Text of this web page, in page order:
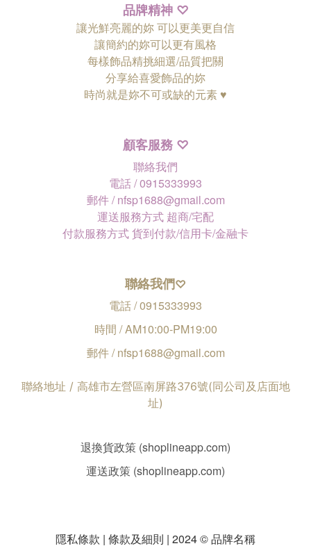
品牌精神 ♡
讓光鮮亮麗的妳 可以更美更自信
讓簡約的妳可以更有風格
每樣飾品精挑細選/品質把關
分享給喜愛飾品的妳
時尚就是妳不可或缺的元素 ♥
顧客服務 ♡
聯絡我們
電話 / 0915333993
郵件 / nfsp1688@gmail.com
運送服務方式 超商/宅配
付款服務方式 貨到付款/信用卡/金融卡
聯絡我們♡
電話 / 0915333993
時間 / AM10:00-PM19:00
郵件 / nfsp1688@gmail.com
聯絡地址 / 高雄市左營區南屏路376號(同公司及店面地
址)
退換貨政策 (shoplineapp.com)
運送政策 (shoplineapp.com)
隱私條款 | 條款及細則 | 2024 © 品牌名稱